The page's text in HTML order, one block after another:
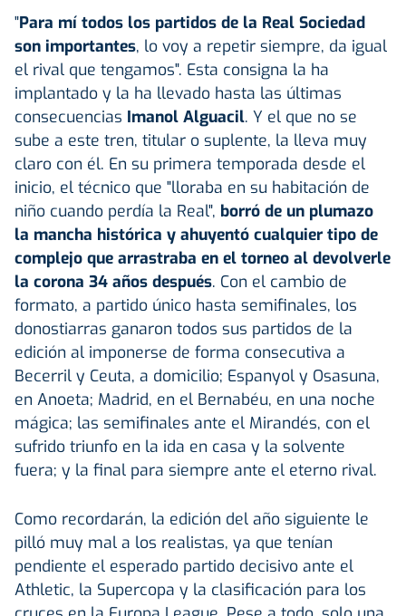
"Para mí todos los partidos de la Real Sociedad
son importantes, lo voy a repetir siempre, da igual
el rival que tengamos". Esta consigna la ha
implantado y la ha llevado hasta las últimas
consecuencias Imanol Alguacil. Y el que no se
sube a este tren, titular o suplente, la lleva muy
claro con él. En su primera temporada desde el
inicio, el técnico que "lloraba en su habitación de
niño cuando perdía la Real", borró de un plumazo
la mancha histórica y ahuyentó cualquier tipo de
complejo que arrastraba en el torneo al devolverle
la corona 34 años después. Con el cambio de
formato, a partido único hasta semifinales, los
donostiarras ganaron todos sus partidos de la
edición al imponerse de forma consecutiva a
Becerril y Ceuta, a domicilio; Espanyol y Osasuna,
en Anoeta; Madrid, en el Bernabéu, en una noche
mágica; las semifinales ante el Mirandés, con el
sufrido triunfo en la ida en casa y la solvente
fuera; y la final para siempre ante el eterno rival.
Como recordarán, la edición del año siguiente le
pilló muy mal a los realistas, ya que tenían
pendiente el esperado partido decisivo ante el
Athletic, la Supercopa y la clasificación para los